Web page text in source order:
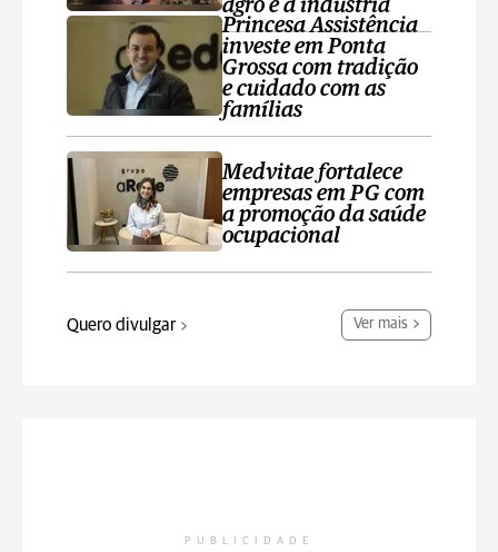
agro e a indústria
Princesa Assistência
investe em Ponta
Grossa com tradição
e cuidado com as
famílias
Medvitae fortalece
empresas em PG com
a promoção da saúde
ocupacional
Quero divulgar Ver mais
PUBLICIDADE